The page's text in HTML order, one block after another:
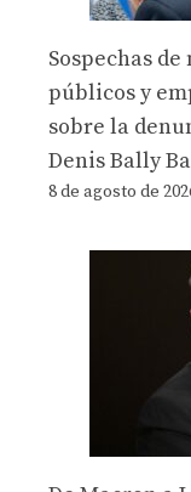
Sospechas
públicos y
sobre la
Denis Bally
8 de agosto de